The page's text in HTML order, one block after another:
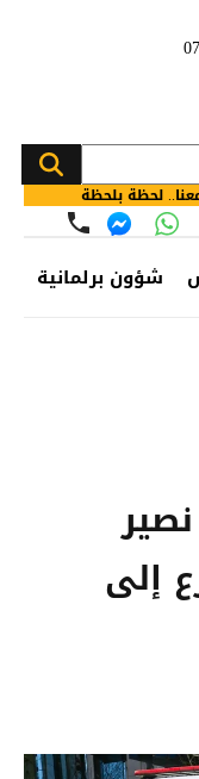
لحظة بلحظة
شؤون برلمانية
إلى